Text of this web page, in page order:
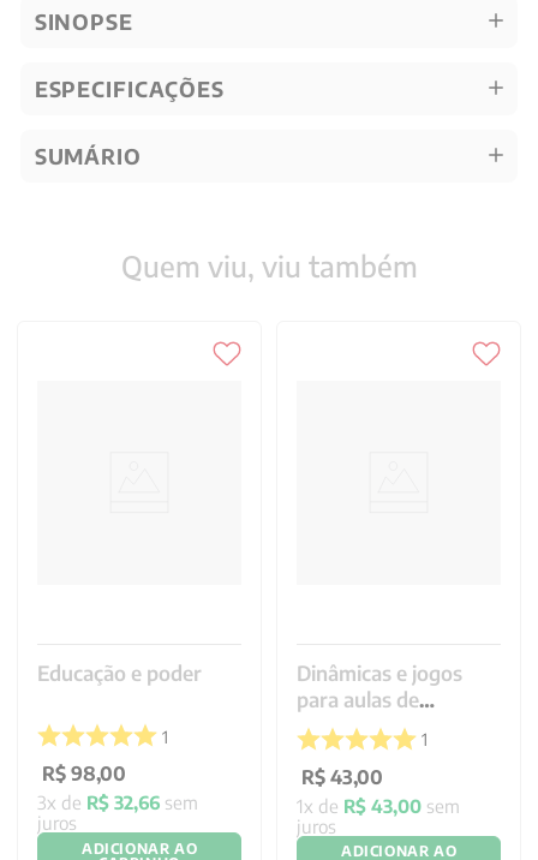
SINOPSE
ESPECIFICAÇÕES
SUMÁRIO
Quem viu, viu também
Educação e poder
1
R$ 98,00
3x de R$ 32,66 sem
juros
ADICIONAR AO
Dinâmicas e jogos
para aulas de
matemática
1
R$ 43,00
1x de R$ 43,00 sem
juros
ADICIONAR AO